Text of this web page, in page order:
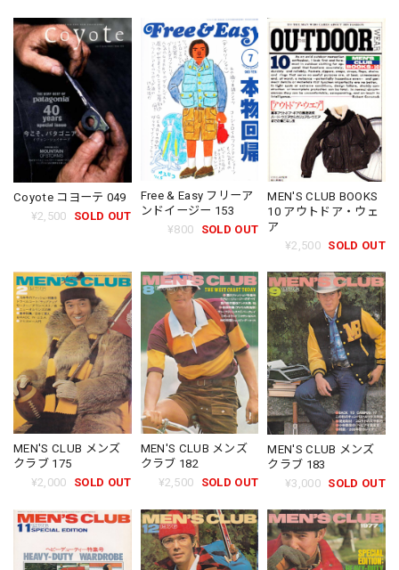
Coyote コヨーテ 049
¥2,500
SOLD OUT
Free & Easy フリーア
ンドイージー 153
¥800
SOLD OUT
MEN'S CLUB BOOKS
10 アウトドア・ウェ
ア
¥2,500 SOLD OUT
MEN'S CLUB メンズ
クラブ 175
¥2,000
SOLD OUT
MEN'S CLUB メンズ
クラブ 182
¥2,500
SOLD OUT
MEN'S CLUB メンズ
クラブ 183
¥3,000 SOLD OUT